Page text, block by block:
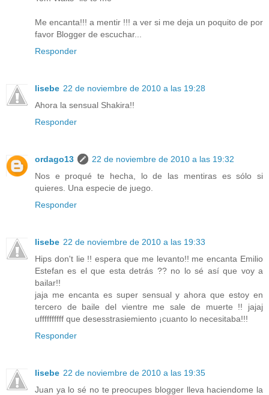
Me encanta!!! a mentir !!! a ver si me deja un poquito de por
favor Blogger de escuchar...
Responder
lisebe 22 de noviembre de 2010 a las 19:28
Ahora la sensual Shakira!!
Responder
ordago13
22 de noviembre de 2010 a las 19:32
Nos e proqué te hecha, lo de las mentiras es sólo si
quieres. Una especie de juego.
Responder
lisebe 22 de noviembre de 2010 a las 19:33
Hips don't lie !! espera que me levanto!! me encanta Emilio
Estefan es el que esta detrás ?? no lo sé así que voy a
bailar!!
jaja me encanta es super sensual y ahora que estoy en
tercero de baile del vientre me sale de muerte !! jajaj
uffffffffff que desesstrasiemiento ¡cuanto lo necesitaba!!!
Responder
lisebe 22 de noviembre de 2010 a las 19:35
Juan ya lo sé no te preocupes blogger lleva haciendome la